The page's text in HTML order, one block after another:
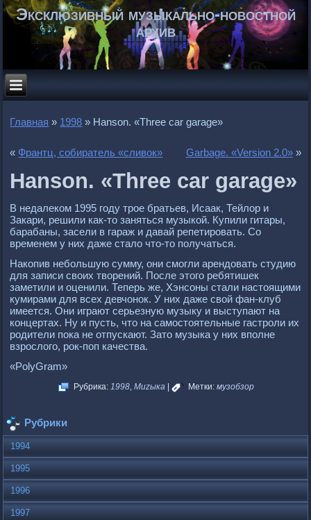
Эксклюзивный музыкально-новостной
архив
Главная » 1998 » Hanson. «Three car garage»
« Франтц, собиратель «сливок» Garbage. «Version 2.0»»
Hanson. «Three car garage»
В недалеком 1995 году трое братьев, Исаак, Тейлор и
Закари, решили как-то заняться музыкой. Купили гитары,
барабаны, засели в гараж и давай репетировать. Со
временем у них даже стало что-то получаться.
Накопив небольшую сумму, они смогли арендовать студию
для записи своих творений. После этого ребятишек
заметили и оценили. Теперь же, Хэнсоны стали настоящими
кумирами для всех девчонок. У них даже свой фан-клуб
имеется. Они играют серьезную музыку и выступают на
концертах. Ну и пусть, что на самостоятельные гастроли их
родители пока не отпускают. Зато музыка у них вполне
взрослого, рок-поп качества.
«РolyGram»
Рубрика: 1998, Muzыка Метки: музобзор
Рубрики
1994
1995
1996
1997